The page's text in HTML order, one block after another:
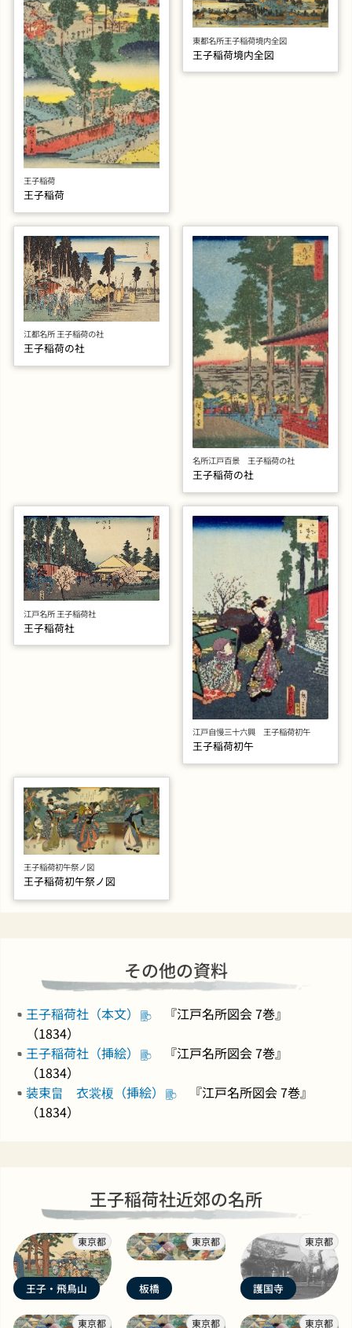
王子稲荷
王子稲荷
東都名所王子稲荷境内全図
王子稲荷境内全図
江都名所 王子稲荷の社
王子稲荷の社
名所江戸百景 王子稲荷の社
王子稲荷の社
江戸名所 王子稲荷社
王子稲荷社
江戸自慢三十六興 王子稲荷初午
王子稲荷初午
王子稲荷初午祭ノ図
王子稲荷初午祭ノ図
その他の資料
王子稲荷社（本文）
『江戸名所図会 7巻』
（1834）
王子稲荷社（挿絵）
『江戸名所図会 7巻』
（1834）
装束畠 衣裳榎（挿絵）
『江戸名所図会 7巻』
（1834）
王子稲荷社近郊の名所
東京都
王子・飛鳥山
東京都
板橋
東京都
護国寺
東京都 東京都 東京都